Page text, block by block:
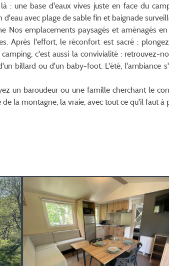
: une base d'eaux vives juste en face du
avec plage de sable fin et baignade
Nos emplacements paysagés et aménagés
Après l'effort, le réconfort est sacré :
c'est aussi la convivialité : retrouvez-
billard ou d'un baby-foot. L'été, l'ambiance
un baroudeur ou une famille cherchant le
la montagne, la vraie, avec tout ce qu'il faut à